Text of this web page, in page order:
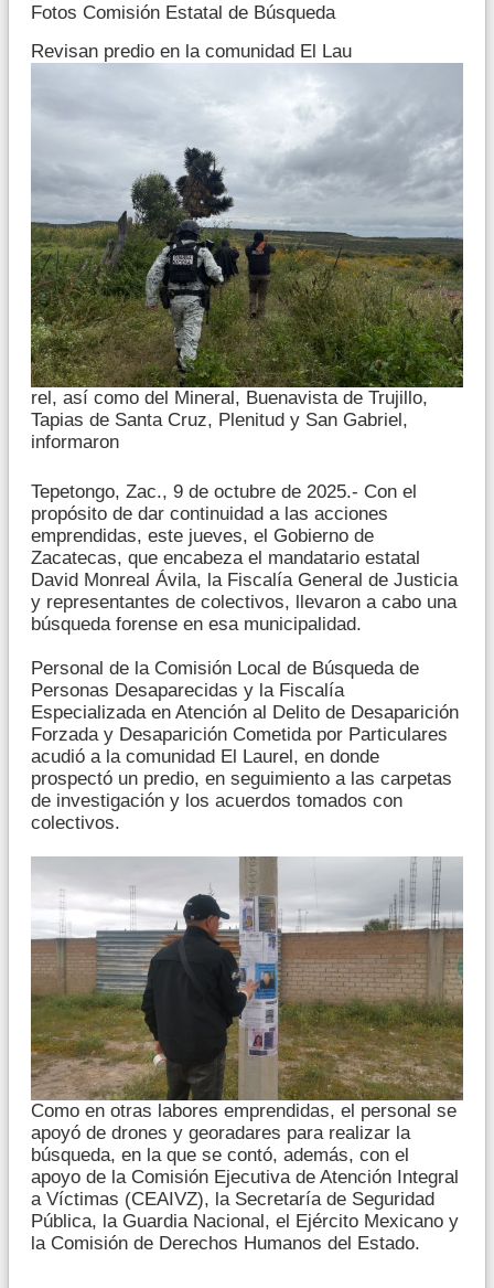
Fotos Comisión Estatal de Búsqueda
Revisan predio en la comunidad El Lau
rel, así como del Mineral, Buenavista de Trujillo,
Tapias de Santa Cruz, Plenitud y San Gabriel,
informaron
Tepetongo, Zac., 9 de octubre de 2025.- Con el
propósito de dar continuidad a las acciones
emprendidas, este jueves, el Gobierno de
Zacatecas, que encabeza el mandatario estatal
David Monreal Ávila, la Fiscalía General de Justicia
y representantes de colectivos, llevaron a cabo una
búsqueda forense en esa municipalidad.
Personal de la Comisión Local de Búsqueda de
Personas Desaparecidas y la Fiscalía
Especializada en Atención al Delito de Desaparición
Forzada y Desaparición Cometida por Particulares
acudió a la comunidad El Laurel, en donde
prospectó un predio, en seguimiento a las carpetas
de investigación y los acuerdos tomados con
colectivos.
Como en otras labores emprendidas, el personal se
apoyó de drones y georadares para realizar la
búsqueda, en la que se contó, además, con el
apoyo de la Comisión Ejecutiva de Atención Integral
a Víctimas (CEAIVZ), la Secretaría de Seguridad
Pública, la Guardia Nacional, el Ejército Mexicano y
la Comisión de Derechos Humanos del Estado.